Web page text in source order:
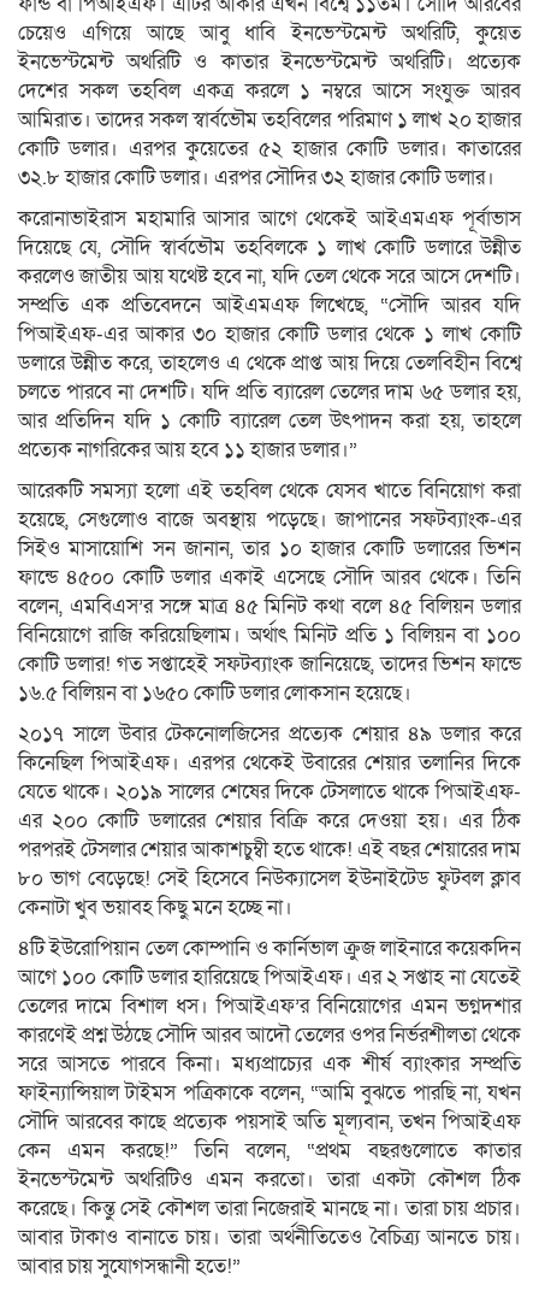
চেয়েও এগিয়ে আছে আবু ধাবি ইনভেস্টমেন্ট অথরিটি, কুয়েত
ইনভেস্টমেন্ট অথরিটি ও কাতার ইনভেস্টমেন্ট অথরিটি। প্রত্যেক
দেশের সকল তহবিল একত্র করলে ১ নম্বরে আসে সংযুক্ত আরব
আমিরাত। তাদের সকল স্বার্বভৌম তহবিলের পরিমাণ ১ লাখ ২০ হাজার
কোটি ডলার। এরপর কুয়েতের ৫২ হাজার কোটি ডলার। কাতারের
৩২.৮ হাজার কোটি ডলার। এরপর সৌদির ৩২ হাজার কোটি ডলার।
করোনাভাইরাস মহামারি আসার আগে থেকেই আইএমএফ পূর্বাভাস
দিয়েছে যে, সৌদি স্বার্বভৌম তহবিলকে ১ লাখ কোটি ডলারে উন্নীত
করলেও জাতীয় আয় যথেষ্ট হবে না, যদি তেল থেকে সরে আসে দেশটি।
সম্প্রতি এক প্রতিবেদনে আইএমএফ লিখেছে, “সৌদি আরব যদি
পিআইএফ-এর আকার ৩০ হাজার কোটি ডলার থেকে ১ লাখ কোটি
ডলারে উন্নীত করে, তাহলেও এ থেকে প্রাপ্ত আয় দিয়ে তেলবিহীন বিশ্বে
চলতে পারবে না দেশটি। যদি প্রতি ব্যারেল তেলের দাম ৬৫ ডলার হয়,
আর প্রতিদিন যদি ১ কোটি ব্যারেল তেল উৎপাদন করা হয়, তাহলে
প্রত্যেক নাগরিকের আয় হবে ১১ হাজার ডলার।”
আরেকটি সমস্যা হলো এই তহবিল থেকে যেসব খাতে বিনিয়োগ করা
হয়েছে, সেগুলোও বাজে অবস্থায় পড়েছে। জাপানের সফটব্যাংক-এর
সিইও মাসায়োশি সন জানান, তার ১০ হাজার কোটি ডলারের ভিশন
ফান্ডে ৪৫০০ কোটি ডলার একাই এসেছে সৌদি আরব থেকে। তিনি
বলেন, এমবিএস’র সঙ্গে মাত্র ৪৫ মিনিট কথা বলে ৪৫ বিলিয়ন ডলার
বিনিয়োগে রাজি করিয়েছিলাম। অর্থাৎ মিনিট প্রতি ১ বিলিয়ন বা ১০০
কোটি ডলার! গত সপ্তাহেই সফটব্যাংক জানিয়েছে, তাদের ভিশন ফান্ডে
১৬.৫ বিলিয়ন বা ১৬৫০ কোটি ডলার লোকসান হয়েছে।
২০১৭ সালে উবার টেকনোলজিসের প্রত্যেক শেয়ার ৪৯ ডলার করে
কিনেছিল পিআইএফ। এরপর থেকেই উবারের শেয়ার তলানির দিকে
যেতে থাকে। ২০১৯ সালের শেষের দিকে টেসলাতে থাকে পিআইএফ-
এর ২০০ কোটি ডলারের শেয়ার বিক্রি করে দেওয়া হয়। এর ঠিক
পরপরই টেসলার শেয়ার আকাশচুম্বী হতে থাকে! এই বছর শেয়ারের দাম
৮০ ভাগ বেড়েছে! সেই হিসেবে নিউক্যাসেল ইউনাইটেড ফুটবল ক্লাব
কেনাটা খুব ভয়াবহ কিছু মনে হচ্ছে না।
৪টি ইউরোপিয়ান তেল কোম্পানি ও কার্নিভাল ক্রুজ লাইনারে কয়েকদিন
আগে ১০০ কোটি ডলার হারিয়েছে পিআইএফ। এর ২ সপ্তাহ না যেতেই
তেলের দামে বিশাল ধস। পিআইএফ’র বিনিয়োগের এমন ভগ্নদশার
কারণেই প্রশ্ন উঠছে সৌদি আরব আদৌ তেলের ওপর নির্ভরশীলতা থেকে
সরে আসতে পারবে কিনা। মধ্যপ্রাচ্যের এক শীর্ষ ব্যাংকার সম্প্রতি
ফাইন্যান্সিয়াল টাইমস পত্রিকাকে বলেন, “আমি বুঝতে পারছি না, যখন
সৌদি আরবের কাছে প্রত্যেক পয়সাই অতি মূল্যবান, তখন পিআইএফ
কেন এমন করছে!” তিনি বলেন, “প্রথম বছরগুলোতে কাতার
ইনভেস্টমেন্ট অথরিটিও এমন করতো। তারা একটা কৌশল ঠিক
করেছে। কিন্তু সেই কৌশল তারা নিজেরাই মানছে না। তারা চায় প্রচার।
আবার টাকাও বানাতে চায়। তারা অর্থনীতিতেও বৈচিত্র্য আনতে চায়।
আবার চায় সুযোগসন্ধানী হতে!”